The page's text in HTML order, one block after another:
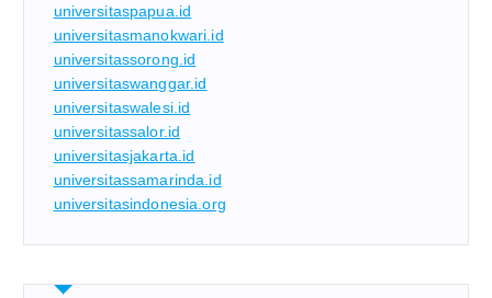
universitaspapua.id
universitasmanokwari.id
universitassorong.id
universitaswanggar.id
universitaswalesi.id
universitassalor.id
universitasjakarta.id
universitassamarinda.id
universitasindonesia.org